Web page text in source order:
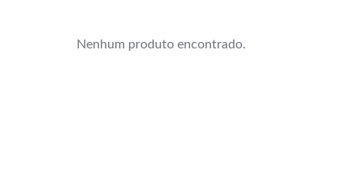
Nenhum produto encontrado.